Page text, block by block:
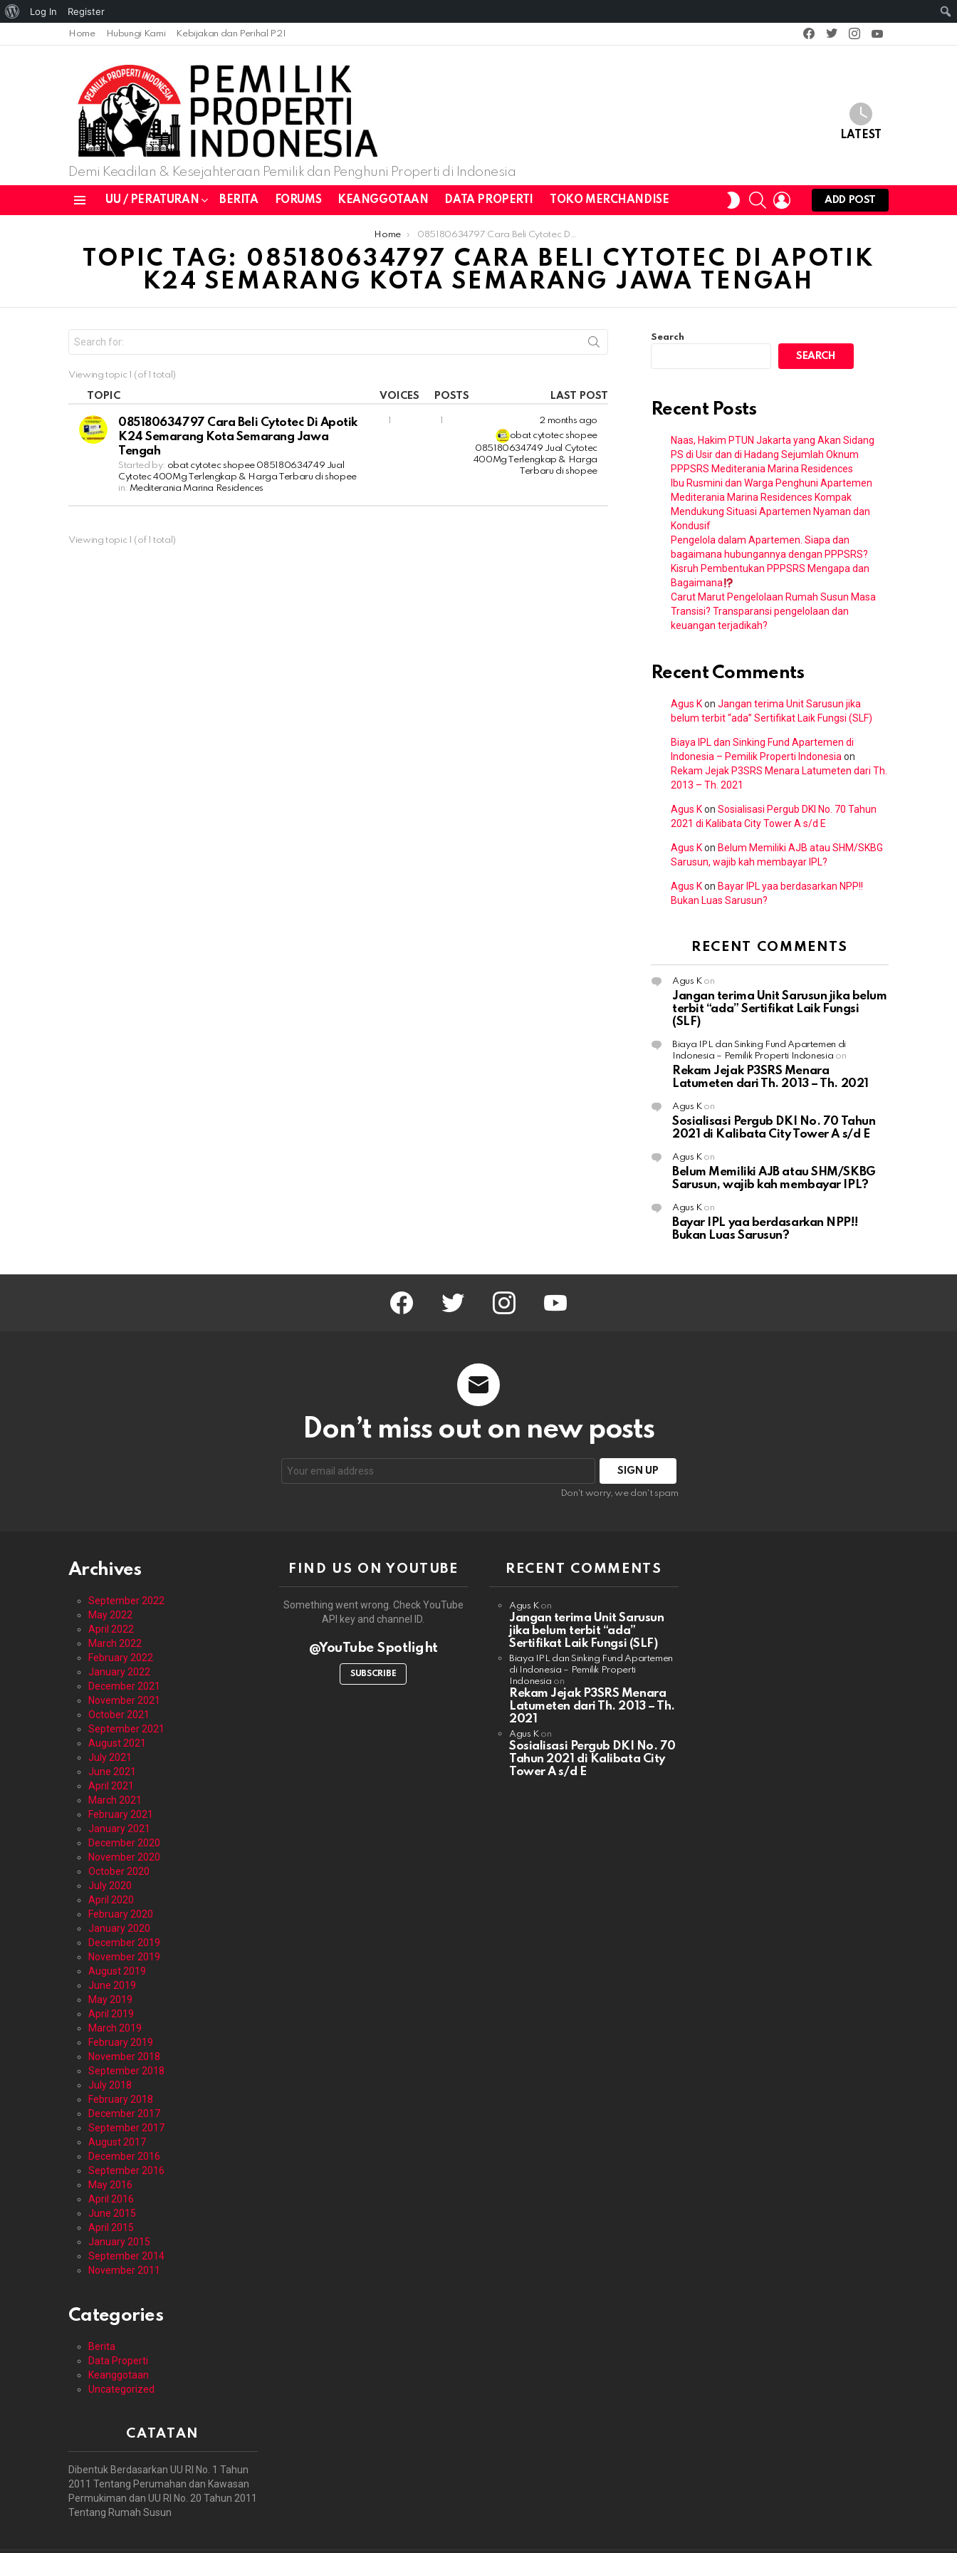
Home Hubungi Kami Kebijakan dan Perihal P2I
facebooktwitterinstagram
Demi Keadilan & Kesejahteraan Pemilik dan Penghuni Properti di Indonesia
LATEST
UU / PERATURAN BERITA FORUMS KEANGGOTAAN DATA PROPERTI TOKO MERCHANDISE
SWITCH
SKIN
SEARCHLOGIN
ADD POST
Home 085180634797 Cara Beli Cytotec Di Apotik K24 Semarang Kota Semarang Jawa Tengah
TOPIC TAG: 085180634797 CARA BELI CYTOTEC DI APOTIK
K24 SEMARANG KOTA SEMARANG JAWA TENGAH
a
c
f
Viewing topic 1 (of 1 total)
TOPIC VOICES POSTS LAST POST
085180634797 Cara Beli Cytotec Di Apotik
K24 Semarang Kota Semarang Jawa
Tengah
Started by: obat cytotec shopee 085180634749 Jual
Cytotec 400Mg Terlengkap & Harga Terbaru di shopee
in: Mediterania Marina Residences
1 1
2 months ago
obat cytotec shopee
085180634749 Jual Cytotec
400Mg Terlengkap & Harga
Terbaru di shopee
Viewing topic 1 (of 1 total)
Search
SEARCH
Recent Posts
Naas, Hakim PTUN Jakarta yang Akan Sidang
PS di Usir dan di Hadang Sejumlah Oknum
PPPSRS Mediterania Marina Residences
Ibu Rusmini dan Warga Penghuni Apartemen
Mediterania Marina Residences Kompak
Mendukung Situasi Apartemen Nyaman dan
Kondusif
Pengelola dalam Apartemen. Siapa dan
bagaimana hubungannya dengan PPPSRS?
Kisruh Pembentukan PPPSRS Mengapa dan
Bagaimana
Carut Marut Pengelolaan Rumah Susun Masa
Transisi? Transparansi pengelolaan dan
keuangan terjadikah?
Recent Comments
Agus Kon Jangan terima Unit Sarusun jika
belum terbit “ada” Sertifikat Laik Fungsi (SLF)
Biaya IPL dan Sinking Fund Apartemen di
Indonesia – Pemilik Properti Indonesiaon
Rekam Jejak P3SRS Menara Latumeten dari Th.
2013 – Th. 2021
Agus Kon Sosialisasi Pergub DKI No. 70 Tahun
2021 di Kalibata City Tower A s/d E
Agus Kon Belum Memiliki AJB atau SHM/SKBG
Sarusun, wajib kah membayar IPL?
Agus Kon Bayar IPL yaa berdasarkan NPP!!
Bukan Luas Sarusun?
RECENT COMMENTS
Agus Kon
Jangan terima Unit Sarusun jika belum
terbit “ada” Sertifikat Laik Fungsi
(SLF)
Biaya IPL dan Sinking Fund Apartemen di
Indonesia – Pemilik Properti Indonesia on
Rekam Jejak P3SRS Menara
Latumeten dari Th. 2013 – Th. 2021
Agus Kon
Sosialisasi Pergub DKI No. 70 Tahun
2021 di Kalibata City Tower A s/d E
Agus Kon
Belum Memiliki AJB atau SHM/SKBG
Sarusun, wajib kah membayar IPL?
Agus Kon
Bayar IPL yaa berdasarkan NPP!!
Bukan Luas Sarusun?
facebook twitter instagram youtube
Don’t miss out on new posts
address:
Don't worry, we don't spam
Archives
September 2022
May 2022
April 2022
March 2022
February 2022
January 2022
December 2021
November 2021
October 2021
September 2021
August 2021
July 2021
June 2021
April 2021
March 2021
February 2021
January 2021
December 2020
November 2020
October 2020
July 2020
April 2020
February 2020
January 2020
December 2019
November 2019
August 2019
June 2019
May 2019
April 2019
March 2019
February 2019
November 2018
September 2018
July 2018
February 2018
December 2017
September 2017
August 2017
December 2016
September 2016
May 2016
April 2016
June 2015
April 2015
January 2015
September 2014
November 2011
Categories
Berita
Data Properti
Keanggotaan
Uncategorized
CATATAN
Dibentuk Berdasarkan UU RI No. 1 Tahun
2011 Tentang Perumahan dan Kawasan
Permukiman dan UU RI No. 20 Tahun 2011
Tentang Rumah Susun
FIND US ON YOUTUBE
Something went wrong. Check YouTube
API key and channel ID.
@YouTube Spotlight
SUBSCRIBE
RECENT COMMENTS
Agus Kon
Jangan terima Unit Sarusun
jika belum terbit “ada”
Sertifikat Laik Fungsi (SLF)
Biaya IPL dan Sinking Fund Apartemen
di Indonesia – Pemilik Properti
Indonesia on
Rekam Jejak P3SRS Menara
Latumeten dari Th. 2013 – Th.
2021
Agus Kon
Sosialisasi Pergub DKI No. 70
Tahun 2021 di Kalibata City
Tower A s/d E
About
Log In Register